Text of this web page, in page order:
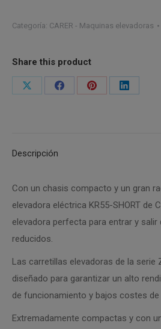
Categoría: CARER - Maquinas elevadoras
Share this product
Share
Share
Share
Share
Descripción
Con un chasis compacto y un gran
elevadora eléctrica KR55-SHORT de
elevadora perfecta para entrar y
reducidos.
Las carretillas elevadoras de la serie
diseñado para garantizar un alto
de funcionamiento y bajos costes
Extremadamente compactas y con